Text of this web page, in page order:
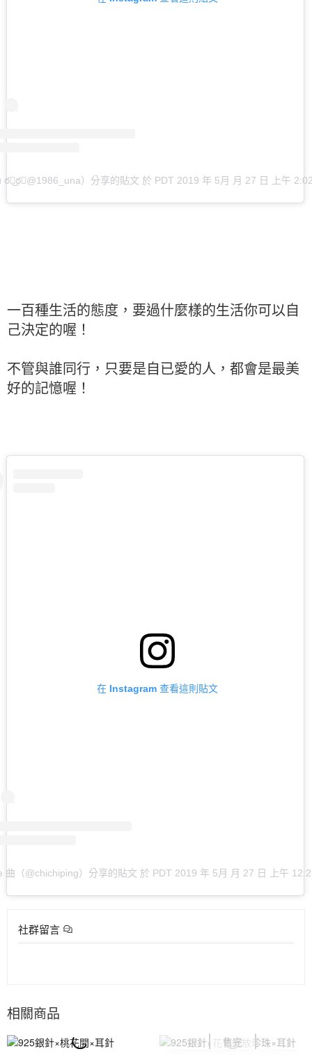
（@1986_una）分享的貼文 於 PDT 2019 年 5月 月 27 日 上午
一百種生活的態度，要過什麼樣的生活你可以自
己決定的喔！
不管與誰同行，只要是自已愛的人，都會是最美
好的記憶喔！
在 Instagram 查看這則貼文
曲（@chichiping）分享的貼文 於 PDT 2019 年 5月 月 27 日 上午
社群留言
相關商品